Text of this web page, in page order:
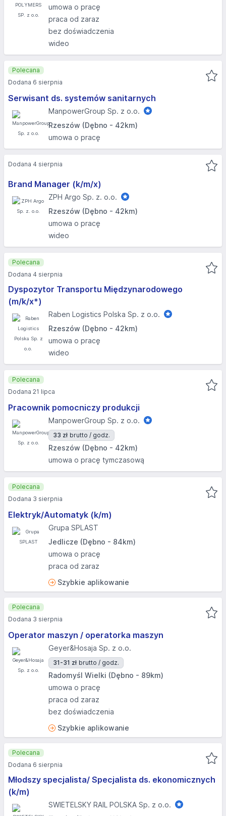
umowa o pracę
praca od zaraz
bez doświadczenia
wideo
Serwisant ds. systemów sanitarnych
ManpowerGroup Sp. z o.o.
Rzeszów (Dębno - 42km)
umowa o pracę
Polecana
Dodana 6 sierpnia
Brand Manager (k/m/x)
ZPH Argo Sp. z. o.o.
Rzeszów (Dębno - 42km)
umowa o pracę
wideo
Dodana 4 sierpnia
Dyspozytor Transportu Międzynarodowego
(m/k/x*)
Raben Logistics Polska Sp. z o.o.
Rzeszów (Dębno - 42km)
umowa o pracę
wideo
Polecana
Dodana 4 sierpnia
Pracownik pomocniczy produkcji
ManpowerGroup Sp. z o.o.
33 zł brutto / godz.
Rzeszów (Dębno - 42km)
umowa o pracę tymczasową
Polecana
Dodana 21 lipca
Elektryk/Automatyk (k/m)
Grupa SPLAST
Jedlicze (Dębno - 84km)
umowa o pracę
praca od zaraz
Szybkie aplikowanie
Polecana
Dodana 3 sierpnia
Operator maszyn / operatorka maszyn
Geyer&Hosaja Sp. z o.o.
31-31 zł brutto / godz.
Radomyśl Wielki (Dębno - 89km)
umowa o pracę
praca od zaraz
bez doświadczenia
Szybkie aplikowanie
Polecana
Dodana 3 sierpnia
Młodszy specjalista/ Specjalista ds. ekonomicznych
(k/m)
SWIETELSKY RAIL POLSKA Sp. z o.o.
Polecana
Dodana 6 sierpnia